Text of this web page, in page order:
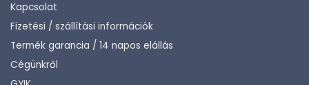
Kapcsolat
Fizetési / szállítási információk
Termék garancia / 14 napos elállás
Cégünkről